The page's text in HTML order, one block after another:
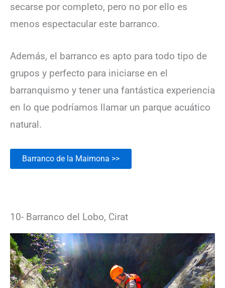
secarse por completo, pero no por ello es
menos espectacular este barranco.
Además, el barranco es apto para todo tipo de
grupos y perfecto para iniciarse en el
barranquismo y tener una fantástica experiencia
en lo que podríamos llamar un parque acuático
natural.
Barranco de la Maimona >>
10- Barranco del Lobo, Cirat